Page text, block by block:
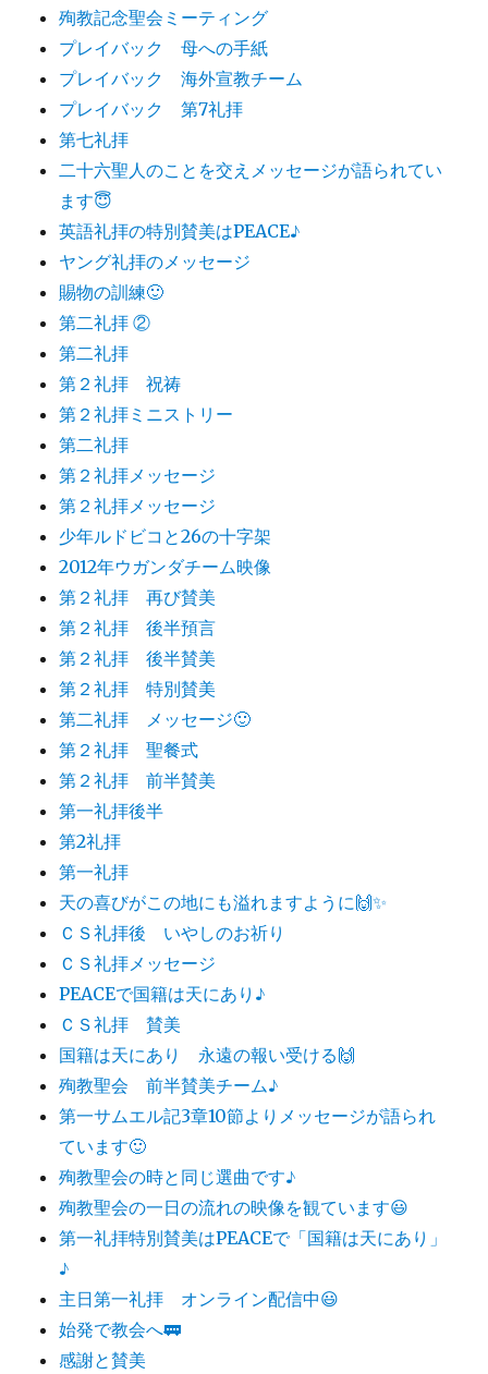
殉教記念聖会ミーティング
プレイバック 母への手紙
プレイバック 海外宣教チーム
プレイバック 第7礼拝
第七礼拝
二十六聖人のことを交えメッセージが語られてい
ます😇
英語礼拝の特別賛美はPEACE♪
ヤング礼拝のメッセージ
賜物の訓練🙂
第二礼拝 ②
第二礼拝
第２礼拝 祝祷
第２礼拝ミニストリー
第二礼拝
第２礼拝メッセージ
第２礼拝メッセージ
少年ルドビコと26の十字架
2012年ウガンダチーム映像
第２礼拝 再び賛美
第２礼拝 後半預言
第２礼拝 後半賛美
第２礼拝 特別賛美
第二礼拝 メッセージ🙂
第２礼拝 聖餐式
第２礼拝 前半賛美
第一礼拝後半
第2礼拝
第一礼拝
天の喜びがこの地にも溢れますように🙌✨
ＣＳ礼拝後 いやしのお祈り
ＣＳ礼拝メッセージ
PEACEで国籍は天にあり♪
ＣＳ礼拝 賛美
国籍は天にあり 永遠の報い受ける🙌
殉教聖会 前半賛美チーム♪
第一サムエル記3章10節よりメッセージが語られ
ています🙂
殉教聖会の時と同じ選曲です♪
殉教聖会の一日の流れの映像を観ています😃
第一礼拝特別賛美はPEACEで「国籍は天にあり」
♪
主日第一礼拝 オンライン配信中😃
始発で教会へ🚃
感謝と賛美